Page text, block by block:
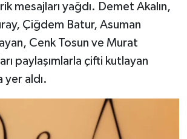
mesajları yağdı. Demet Akalın,
Çiğdem Batur, Asuman
Cenk Tosun ve Murat
paylaşımlarla çifti kutlayan
yer aldı.